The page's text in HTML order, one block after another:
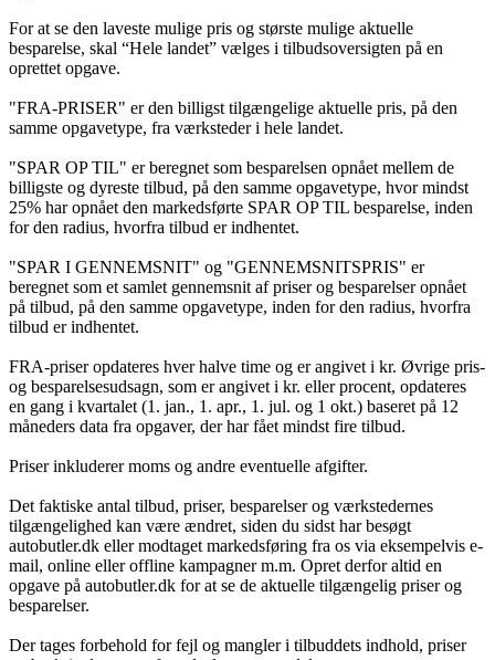
For at se den laveste mulige pris og største mulige aktuelle
besparelse, skal “Hele landet” vælges i tilbudsoversigten på en
oprettet opgave.
"FRA-PRISER" er den billigst tilgængelige aktuelle pris, på den
samme opgavetype, fra værksteder i hele landet.
"SPAR OP TIL" er beregnet som besparelsen opnået mellem de
billigste og dyreste tilbud, på den samme opgavetype, hvor mindst
25% har opnået den markedsførte SPAR OP TIL besparelse, inden
for den radius, hvorfra tilbud er indhentet.
"SPAR I GENNEMSNIT" og "GENNEMSNITSPRIS" er
beregnet som et samlet gennemsnit af priser og besparelser opnået
på tilbud, på den samme opgavetype, inden for den radius, hvorfra
tilbud er indhentet.
FRA-priser opdateres hver halve time og er angivet i kr. Øvrige pris-
og besparelsesudsagn, som er angivet i kr. eller procent, opdateres
en gang i kvartalet (1. jan., 1. apr., 1. jul. og 1 okt.) baseret på 12
måneders data fra opgaver, der har fået mindst fire tilbud.
Priser inkluderer moms og andre eventuelle afgifter.
Det faktiske antal tilbud, priser, besparelser og værkstedernes
tilgængelighed kan være ændret, siden du sidst har besøgt
autobutler.dk eller modtaget markedsføring fra os via eksempelvis e-
mail, online eller offline kampagner m.m. Opret derfor altid en
opgave på autobutler.dk for at se de aktuelle tilgængelig priser og
besparelser.
Der tages forbehold for fejl og mangler i tilbuddets indhold, priser